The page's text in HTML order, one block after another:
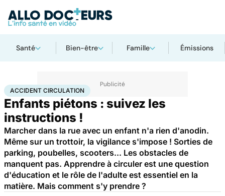
Santé Bien-être Famille Émissions
AccueilFamilleEnfantAccident circulation
ACCIDENT CIRCULATION
Enfants piétons : suivez les
instructions !
Marcher dans la rue avec un enfant n'a rien d'anodin.
Même sur un trottoir, la vigilance s'impose ! Sorties de
parking, poubelles, scooters... Les obstacles de
manquent pas. Apprendre à circuler est une question
d'éducation et le rôle de l'adulte est essentiel en la
matière. Mais comment s'y prendre ?